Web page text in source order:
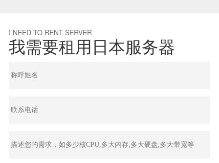
I NEED TO RENT SERVER
我需要租用日本服务器